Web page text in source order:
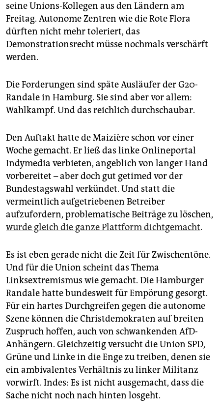
seine Unions-Kollegen aus den Ländern am
Freitag. Autonome Zentren wie die Rote Flora
dürften nicht mehr toleriert, das
Demonstrationsrecht müsse nochmals verschärft
werden.
Die Forderungen sind späte Ausläufer der G20-
Randale in Hamburg. Sie sind aber vor allem:
Wahlkampf. Und das reichlich durchschaubar.
Den Auftakt hatte de Maizière schon vor einer
Woche gemacht. Er ließ das linke Onlineportal
Indymedia verbieten, angeblich von langer Hand
vorbereitet – aber doch gut getimed vor der
Bundestagswahl verkündet. Und statt die
vermeintlich aufgetriebenen Betreiber
aufzufordern, problematische Beiträge zu löschen,
wurde gleich die ganze Plattform dichtgemacht.
Es ist eben gerade nicht die Zeit für Zwischentöne.
Und für die Union scheint das Thema
Linksextremismus wie gemacht. Die Hamburger
Randale hatte bundesweit für Empörung gesorgt.
Für ein hartes Durchgreifen gegen die autonome
Szene können die Christdemokraten auf breiten
Zuspruch hoffen, auch von schwankenden AfD-
Anhängern. Gleichzeitig versucht die Union SPD,
Grüne und Linke in die Enge zu treiben, denen sie
ein ambivalentes Verhältnis zu linker Militanz
vorwirft. Indes: Es ist nicht ausgemacht, dass die
Sache nicht noch nach hinten losgeht.